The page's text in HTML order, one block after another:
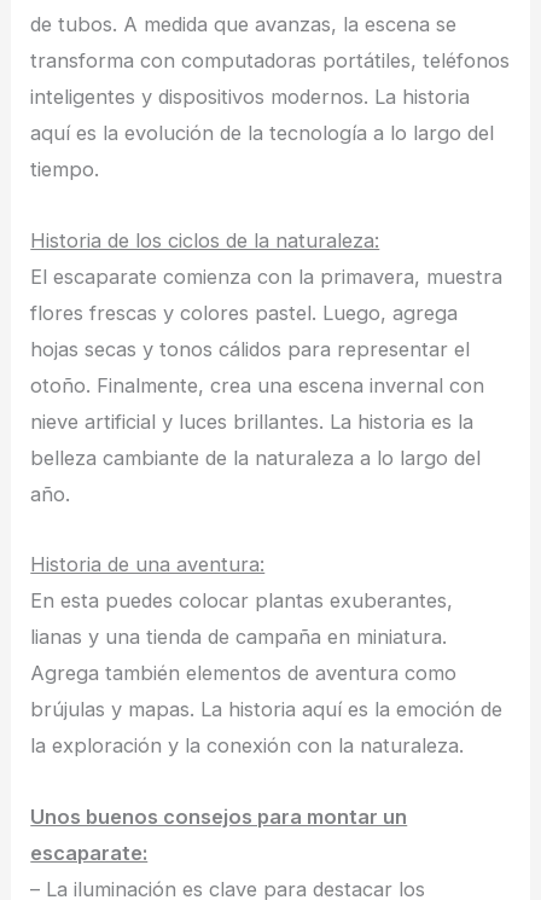
de tubos. A medida que avanzas, la escena se
transforma con computadoras portátiles, teléfonos
inteligentes y dispositivos modernos. La historia
aquí es la evolución de la tecnología a lo largo del
tiempo.
Historia de los ciclos de la naturaleza:
El escaparate comienza con la primavera, muestra
flores frescas y colores pastel. Luego, agrega
hojas secas y tonos cálidos para representar el
otoño. Finalmente, crea una escena invernal con
nieve artificial y luces brillantes. La historia es la
belleza cambiante de la naturaleza a lo largo del
año.
Historia de una aventura:
En esta puedes colocar plantas exuberantes,
lianas y una tienda de campaña en miniatura.
Agrega también elementos de aventura como
brújulas y mapas. La historia aquí es la emoción de
la exploración y la conexión con la naturaleza.
Unos buenos consejos para montar un
escaparate:
– La iluminación es clave para destacar los